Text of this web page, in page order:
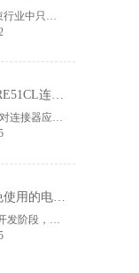
在lvds线束行业中只要涉及到高清信号传输、屏蔽效果要求高的线束基本上都会用到极细同轴线，其利用HotBar设备进行焊接加工，两端的接头基本就是焊接式连接器类型了,那使用极细同轴线的优势有哪些？
国产FI-RE51CL连接器为5G高清信号提供应用支持 「轩业」
5G的时代对连接器应用要求更加严苛，无论是在高清信号、传输速率、屏蔽要求等层次都需要更加专业，优良的品质才能有完美的视觉体验和产品竞争力。在液晶屏线领域，相信对此款lvd连接器一定不陌生，它就是FI-RE连接器系列。它有三个规格：穿端子款、FFC款、焊接款。在4K/8K高清领域对信号干扰、屏蔽效果的要求不仅体现......
如何避免使用的电子连接器型号在采购和货期上不受影响？
在新项目开发阶段，很多采购人员在工作中可能都会遇到这样一个问题，工程师罗列出来的产品型号在索样上都困难重重，直到小批量试产时不是没有现货就是货期长。看到这里您可能在想曾经自己也经历过或正在经历之中，为什么会出现这种情况呢？随着电子产品结构的变化，电子连接器的更替也是比较快的。连接器在销售过程中......